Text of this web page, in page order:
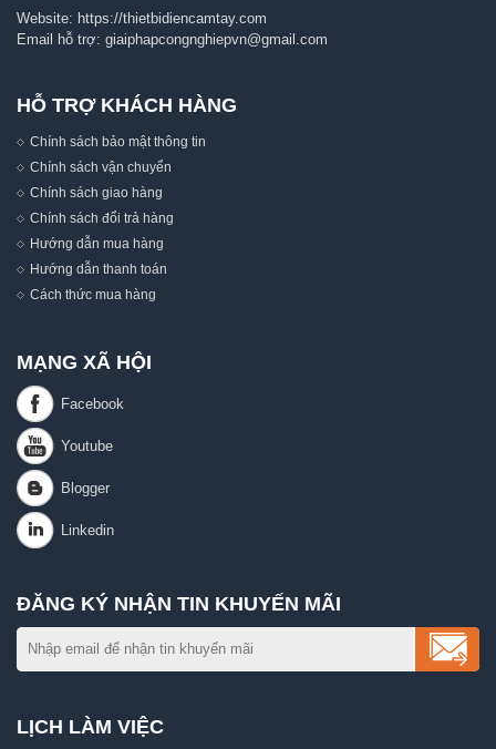
Website: https://thietbidiencamtay.com
Email hỗ trợ: giaiphapcongnghiepvn@gmail.com
HỖ TRỢ KHÁCH HÀNG
Chính sách bảo mật thông tin
Chính sách vận chuyển
Chính sách giao hàng
Chính sách đổi trả hàng
Hướng dẫn mua hàng
Hướng dẫn thanh toán
Cách thức mua hàng
MẠNG XÃ HỘI
ĐĂNG KÝ NHẬN TIN KHUYẾN MÃI
LỊCH LÀM VIỆC